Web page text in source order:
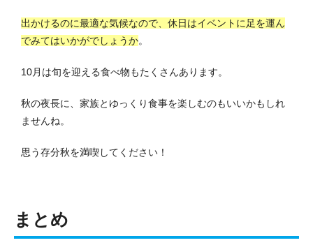
出かけるのに最適な気候なので、休日はイベントに足を運ん
でみてはいかがでしょうか。
10月は旬を迎える食べ物もたくさんあります。
秋の夜長に、家族とゆっくり食事を楽しむのもいいかもしれ
ませんね。
思う存分秋を満喫してください！
まとめ